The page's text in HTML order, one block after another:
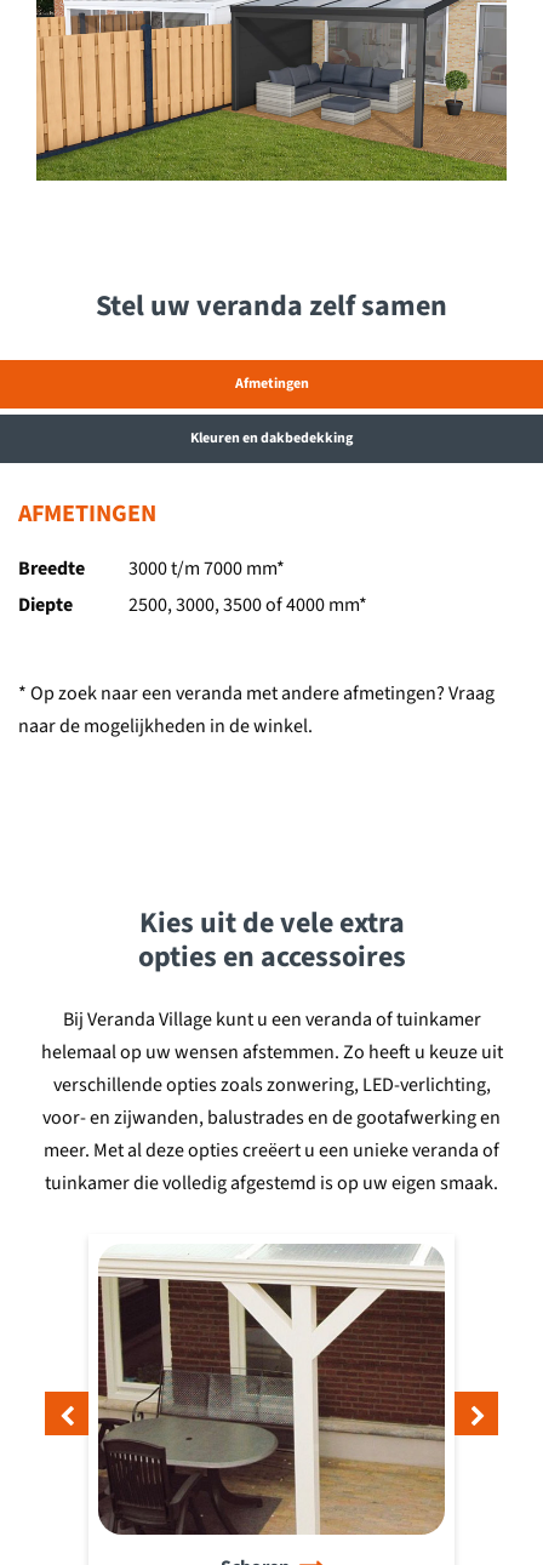
Stel uw veranda zelf samen
Afmetingen
Kleuren en dakbedekking
AFMETINGEN
Breedte
3000 t/m 7000 mm*
Diepte
2500, 3000, 3500 of 4000 mm*
* Op zoek naar een veranda met andere afmetingen? Vraag
naar de mogelijkheden in de winkel.
Kies uit de veleextra
opties en accessoires
Bij Veranda Village kunt u een veranda of tuinkamer
helemaal op uw wensen afstemmen. Zo heeft u keuze uit
verschillende opties zoals zonwering, LED-verlichting,
voor- en zijwanden, balustrades en de gootafwerking en
meer. Met al deze opties creëert u een unieke veranda of
tuinkamer die volledig afgestemd is op uw eigen smaak.